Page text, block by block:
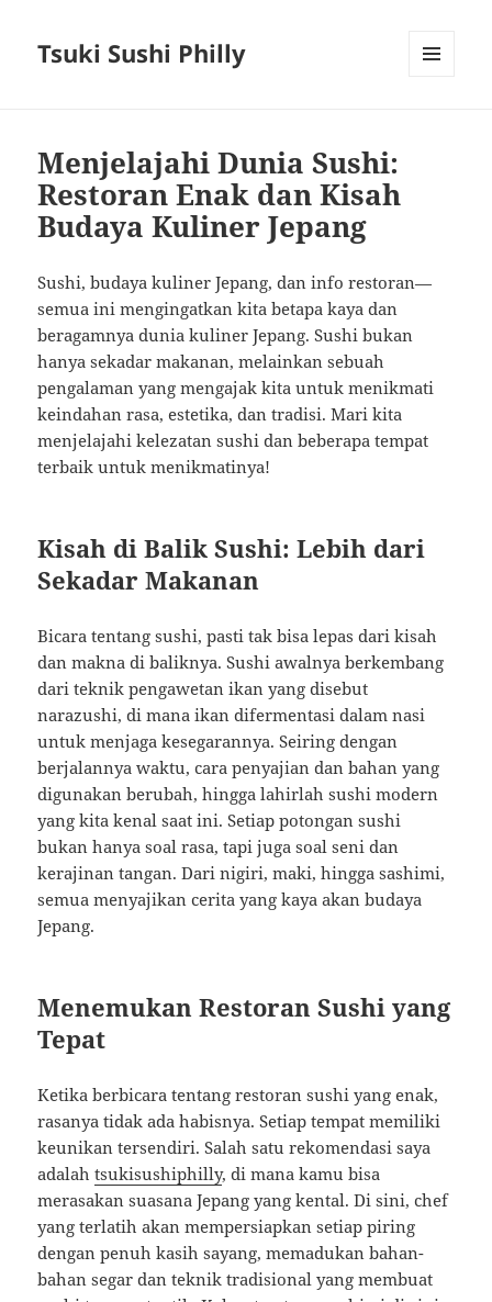
Tsuki Sushi Philly
Menjelajahi Dunia Sushi:
Restoran Enak dan Kisah
Budaya Kuliner Jepang
Sushi, budaya kuliner Jepang, dan info restoran—
semua ini mengingatkan kita betapa kaya dan
beragamnya dunia kuliner Jepang. Sushi bukan
hanya sekadar makanan, melainkan sebuah
pengalaman yang mengajak kita untuk menikmati
keindahan rasa, estetika, dan tradisi. Mari kita
menjelajahi kelezatan sushi dan beberapa tempat
terbaik untuk menikmatinya!
Kisah di Balik Sushi: Lebih dari
Sekadar Makanan
Bicara tentang sushi, pasti tak bisa lepas dari kisah
dan makna di baliknya. Sushi awalnya berkembang
dari teknik pengawetan ikan yang disebut
narazushi, di mana ikan difermentasi dalam nasi
untuk menjaga kesegarannya. Seiring dengan
berjalannya waktu, cara penyajian dan bahan yang
digunakan berubah, hingga lahirlah sushi modern
yang kita kenal saat ini. Setiap potongan sushi
bukan hanya soal rasa, tapi juga soal seni dan
kerajinan tangan. Dari nigiri, maki, hingga sashimi,
semua menyajikan cerita yang kaya akan budaya
Jepang.
Menemukan Restoran Sushi yang
Tepat
Ketika berbicara tentang restoran sushi yang enak,
rasanya tidak ada habisnya. Setiap tempat memiliki
keunikan tersendiri. Salah satu rekomendasi saya
adalahtsukisushiphilly, di mana kamu bisa
merasakan suasana Jepang yang kental. Di sini, chef
yang terlatih akan mempersiapkan setiap piring
dengan penuh kasih sayang, memadukan bahan-
bahan segar dan teknik tradisional yang membuat